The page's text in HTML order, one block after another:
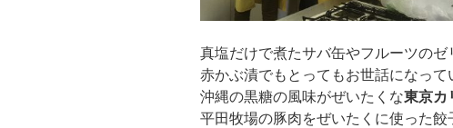
真塩だけで煮たサバ缶やフルーツのゼ
赤かぶ漬でもとってもお世話になって
沖縄の黒糖の風味がぜいたくな東京カ
平田牧場の豚肉をぜいたくに使った餃